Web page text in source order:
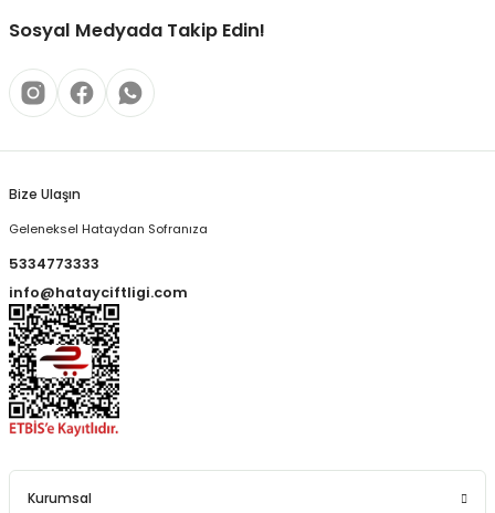
Sosyal Medyada Takip Edin!
Bize Ulaşın
Geleneksel Hataydan Sofranıza
5334773333
info@hatayciftligi.com
Kurumsal